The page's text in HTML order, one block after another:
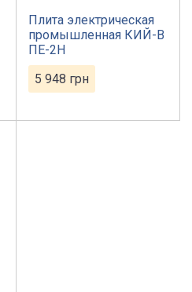
Плита электрическая
промышленная КИЙ-В
ПЕ-2Н
5 948 грн